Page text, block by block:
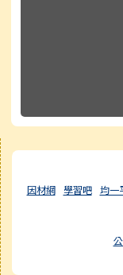
右邊區域內容
因材網 學習吧 均一